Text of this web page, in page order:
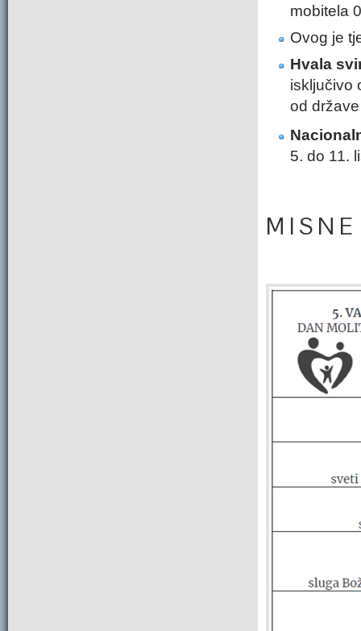
mobitela
Ovog je
Hvala
isključivo
od
5. do 11.
M I S N